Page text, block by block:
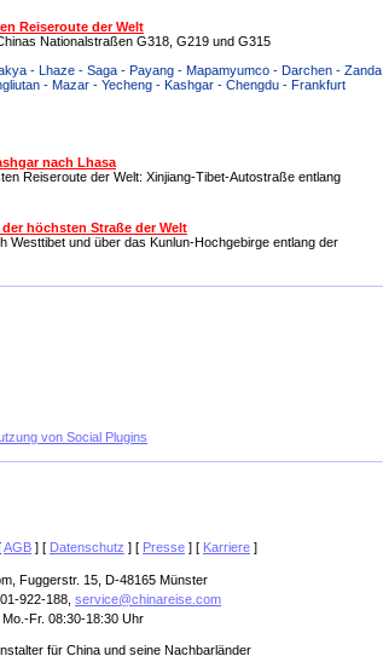
Reiseroute der Welt
Nationalstraßen G318, G219 und G315
- Lhaze - Saga - Payang - Mapamyumco - Darchen - Zanda
- Mazar - Yecheng - Kashgar - Chengdu - Frankfurt
nach Lhasa
Reiseroute der Welt: Xinjiang-Tibet-Autostraße entlang
höchsten Straße der Welt
und über das Kunlun-Hochgebirge entlang der
von Social Plugins
AGB ] [ Datenschutz ] [ Presse ] [ Karriere ]
Fuggerstr. 15, D-48165 Münster
922-188, service@chinareise.com
Fr. 08:30-18:30 Uhr
für China und seine Nachbarländer